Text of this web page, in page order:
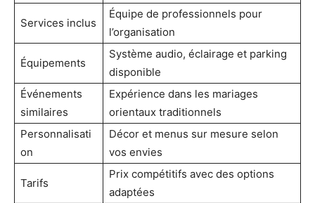
Services inclus
Équipe de professionnels pour
l’organisation
Équipements
Système audio, éclairage et parking
disponible
Événements
similaires
Expérience dans les mariages
orientaux traditionnels
Personnalisati
on
Décor et menus sur mesure selon
vos envies
Tarifs
Prix compétitifs avec des options
adaptées